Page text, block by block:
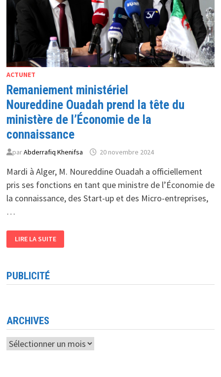
TÉLÉCOMMUNICATIONS
ACTUNET
Remaniement ministériel
Noureddine Ouadah prend la tête du
ministère de l’Économie de la
connaissance
parAbderrafiq Khenifsa 20 novembre 2024
Mardi à Alger, M. Noureddine Ouadah a officiellement
pris ses fonctions en tant que ministre de l’Économie de
la connaissance, des Start-up et des Micro-entreprises,
…
MINISTÉRIEL
NOUREDDINE
TÊTE
DU
LA
CONNAISSANCE
LIRE LA SUITE
PUBLICITÉ
ARCHIVES
Archives